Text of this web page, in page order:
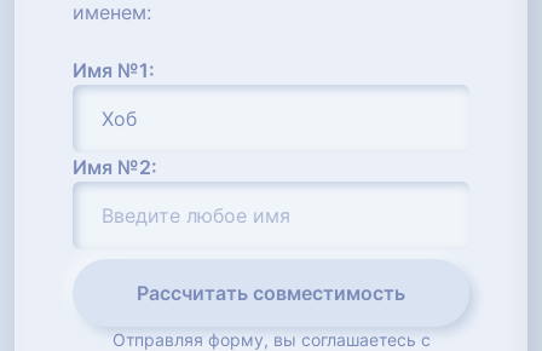
именем:
Имя №1:
Имя №2:
Рассчитать совместимость
Отправляя форму, вы соглашаетесь с